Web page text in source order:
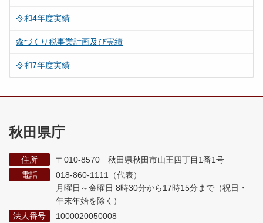
令和4年度実績
森づくり税事業計画及び実績
令和7年度実績
秋田県庁
住所
〒010-8570 秋田県秋田市山王四丁目1番1号
電話
018-860-1111（代表）
月曜日～金曜日 8時30分から17時15分まで （祝日・
年末年始を除く）
法人番号
1000020050008